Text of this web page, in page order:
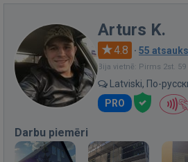
Arturs K.
4.8 · 55
Bija vietnē: Pirms 2st. 59
Latviski, По-
PRO
Darbu piemēri